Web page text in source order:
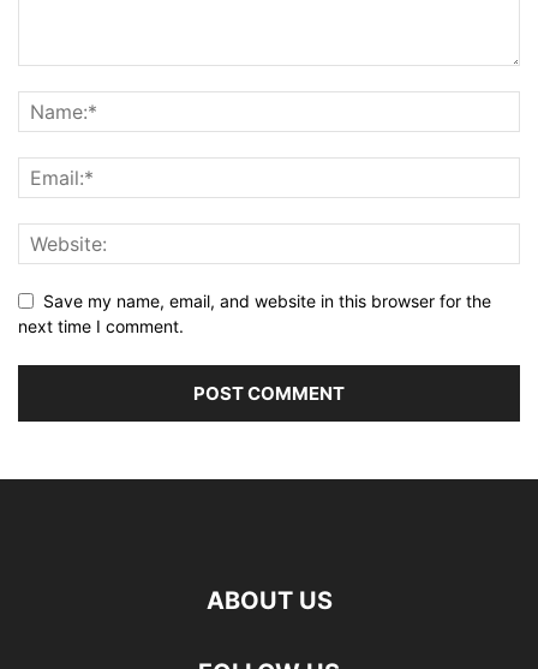
Save my name, email, and website in this browser for the
next time I comment.
ABOUT US